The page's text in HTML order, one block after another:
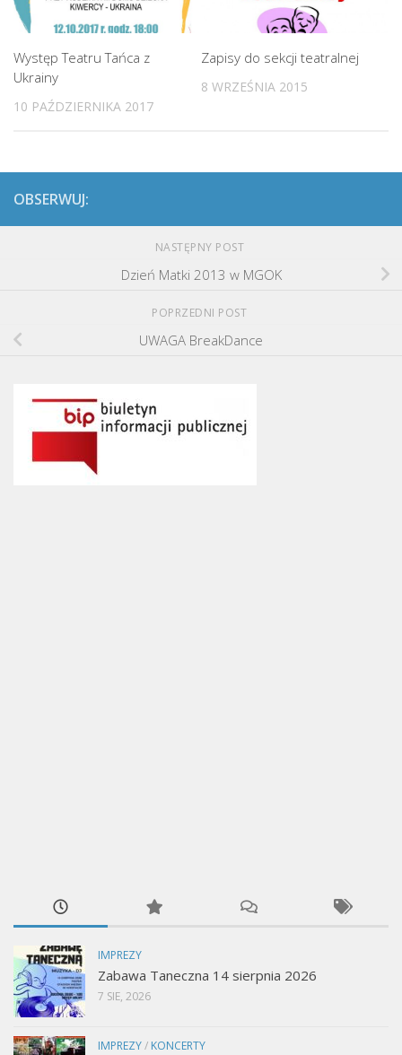
Występ Teatru Tańca z
Ukrainy
10 PAŹDZIERNIKA 2017
Zapisy do sekcji teatralnej
8 WRZEŚNIA 2015
OBSERWUJ:
NASTĘPNY POST
Dzień Matki 2013 w MGOK
POPRZEDNI POST
UWAGA BreakDance
IMPREZY
Zabawa Taneczna 14 sierpnia 2026
7 SIE, 2026
IMPREZY/ KONCERTY